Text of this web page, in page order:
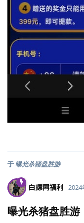
于 曝光杀猪盘胜游
白嫖网福利 2024
曝光杀猪盘胜游